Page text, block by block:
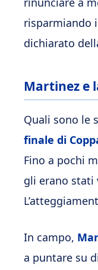
risparmiando
dichiarato
Martinez e
Quali sono le
finale di
Fino a pochi
gli erano stati
In campo,
a puntare su